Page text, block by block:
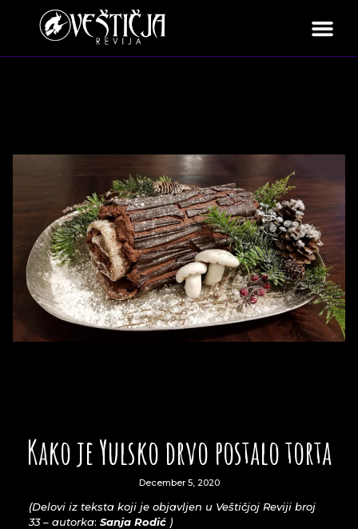
Kako je Yulsko drvo postalo torta
December 5, 2020
(Delovi iz teksta koji je objavljen u Veštičjoj Reviji broj
33 – autorka: Sanja Rodić )